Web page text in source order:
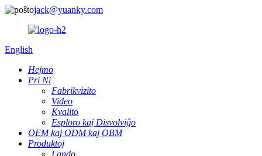
jack@yuanky.com
English
Hejmo
Pri Ni
Fabrikvizito
Video
Kvalito
Esploro kaj Disvolviĝo
OEM kaj ODM kaj OBM
Produktoj
Lando